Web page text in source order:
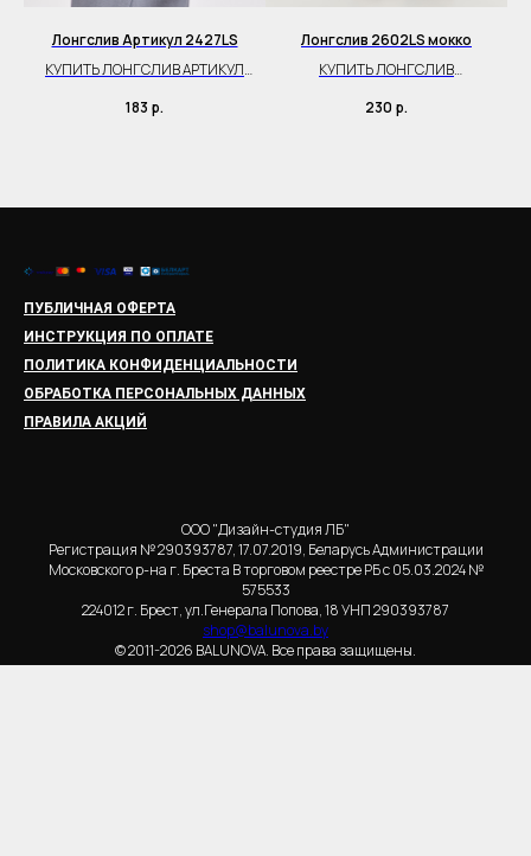
Лонгслив Артикул 2427LS
КУПИТЬ ЛОНГСЛИВ АРТИКУЛ
183 р.
Лонгслив 2602LS мокко
КУПИТЬ ЛОНГСЛИВ
230 р.
ПУБЛИЧНАЯ ОФЕРТА
ИНСТРУКЦИЯ ПО ОПЛАТЕ
ПОЛИТИКА КОНФИДЕНЦИАЛЬНОСТИ
ОБРАБОТКА ПЕРСОНАЛЬНЫХ ДАННЫХ
ПРАВИЛА АКЦИЙ
ООО "Дизайн-студия ЛБ"
Регистрация № 290393787, 17.07.2019, Беларусь Администрации
Московского р-на г. Бреста В торговом реестре РБ с 05.03.2024 №
575533
224012 г. Брест, ул.Генерала Попова, 18 УНП 290393787
shop@balunova.by
© 2011-2026 BALUNOVA. Все права защищены.